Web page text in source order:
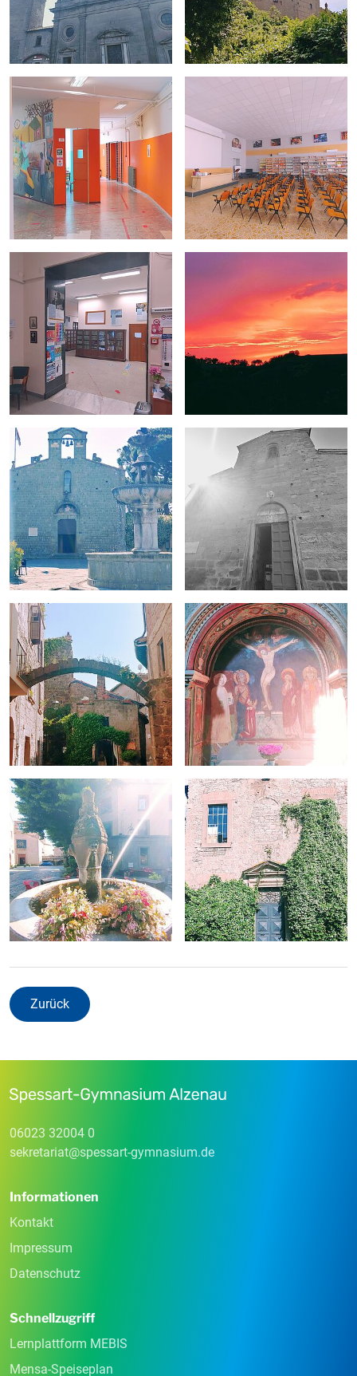
Zurück
06023 32004 0
sekretariat@spessart-gymnasium.de
Informationen
Kontakt
Impressum
Datenschutz
Schnellzugriff
Lernplattform MEBIS
Mensa-Speiseplan